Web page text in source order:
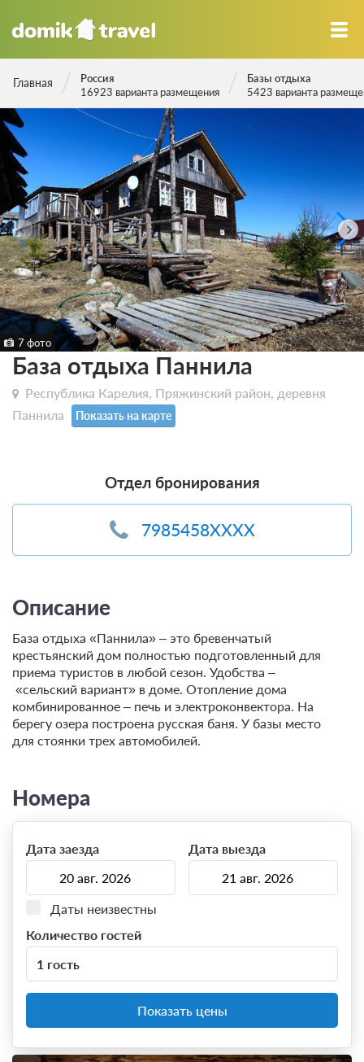
Главная
Россия
16923 варианта размещения
Базы отдыха
5423 варианта
7 фото
База отдыха Паннила
Республика Карелия, Пряжинский район, деревня
Паннила
Показать на карте
Отдел бронирования
7985458XXXX
Описание
База отдыха «Паннила» – это бревенчатый
крестьянский дом полностью подготовленный для
приема туристов в любой сезон. Удобства –
«сельский вариант» в доме. Отопление дома
комбинированное – печь и электроконвектора. На
берегу озера построена русская баня. У базы место
для стоянки трех автомобилей.
Номера
Дата заезда Дата выезда
Даты неизвестны
Количество гостей
1 гость
Показать цены